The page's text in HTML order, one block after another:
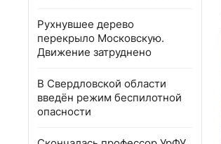
Рухнувшее дерево
перекрыло Московскую.
Движение затруднено
В Свердловской области
введён режим беспилотной
опасности